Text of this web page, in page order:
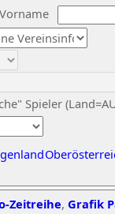
Vorname
Spieler
Zeitreihe, Grafik